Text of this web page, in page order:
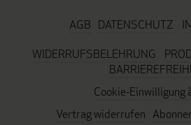
AGB DATENSCHUTZ
WIDERRUFSBELEHRUNG
Cookie-Einwilligung
Vertrag widerrufen